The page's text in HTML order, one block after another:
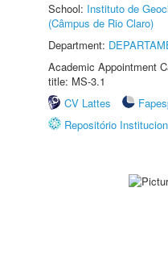
School: Instituto de
(Câmpus de Rio Claro)
Department:
Academic Appointment
title: MS-3.1
CV Lattes
Repositório